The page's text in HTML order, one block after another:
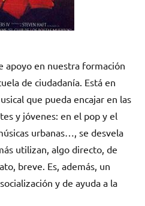
apoyo en nuestra formación
de ciudadanía. Está en
que pueda encajar en las
y jóvenes: en el pop y el
urbanas…, se desvela
utilizan, algo directo, de
breve. Es, además, un
y de ayuda a la